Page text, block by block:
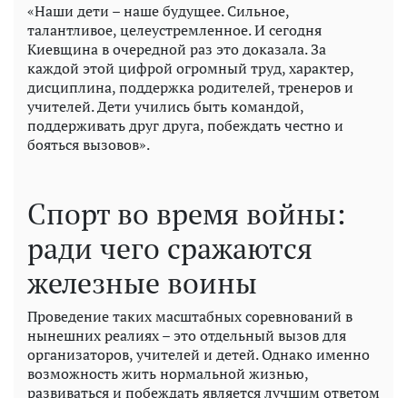
«Наши дети – наше будущее. Сильное,
талантливое, целеустремленное. И сегодня
Киевщина в очередной раз это доказала. За
каждой этой цифрой огромный труд, характер,
дисциплина, поддержка родителей, тренеров и
учителей. Дети учились быть командой,
поддерживать друг друга, побеждать честно и
бояться вызовов».
Спорт во время войны:
ради чего сражаются
железные воины
Проведение таких масштабных соревнований в
нынешних реалиях – это отдельный вызов для
организаторов, учителей и детей. Однако именно
возможность жить нормальной жизнью,
развиваться и побеждать является лучшим ответом